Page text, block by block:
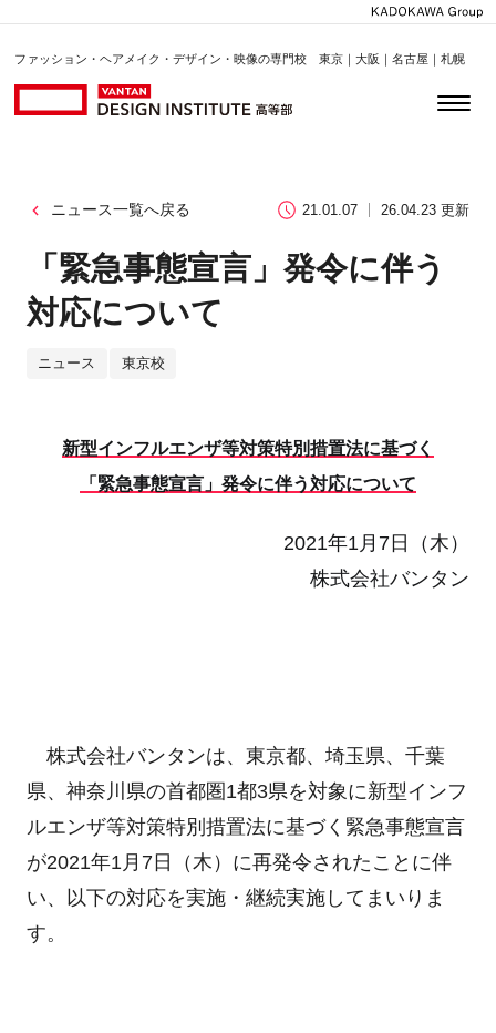
ファッション・ヘアメイク・デザイン・映像の専門校 東京｜大阪｜名古屋｜札幌
ニュース一覧へ戻る 21.01.07 26.04.23 更新
「緊急事態宣言」発令に伴う
対応について
ニュース 東京校
新型インフルエンザ等対策特別措置法に基づく
「緊急事態宣言」発令に伴う対応について
2021年1月7日（木）
株式会社バンタン
株式会社バンタンは、東京都、埼玉県、千葉
県、神奈川県の首都圏1都3県を対象に新型インフ
ルエンザ等対策特別措置法に基づく緊急事態宣言
が2021年1月7日（木）に再発令されたことに伴
い、以下の対応を実施・継続実施してまいりま
す。